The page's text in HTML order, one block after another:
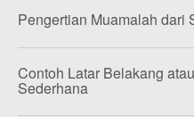
Pengertian Muamalah dari
Contoh Latar Belakang
Sederhana